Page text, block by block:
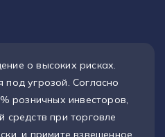
о высоких рисках.
под угрозой. Согласно
розничных инвесторов,
средств при торговле